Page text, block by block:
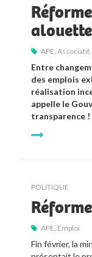
APE ,Associatif,
Entre
des emplois
réalisation
appelle le
transparence !
POLITIQUE
APE Emploi
Fin février, la